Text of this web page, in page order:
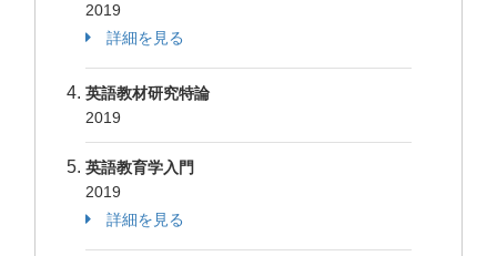
2019
詳細を見る
英語教材研究特論
2019
英語教育学入門
2019
詳細を見る